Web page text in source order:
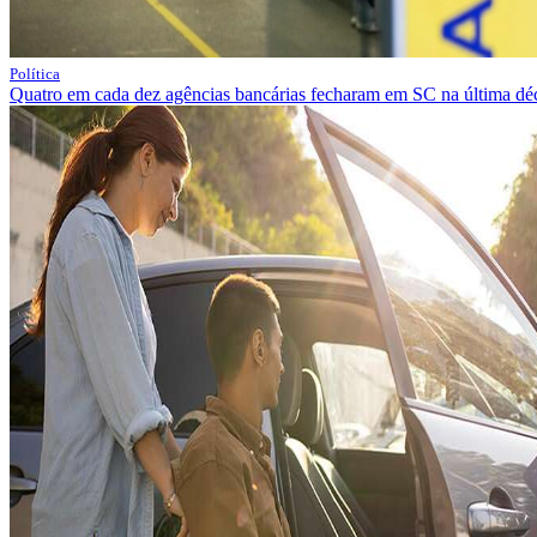
Política
Quatro em cada dez agências bancárias fecharam em SC na última